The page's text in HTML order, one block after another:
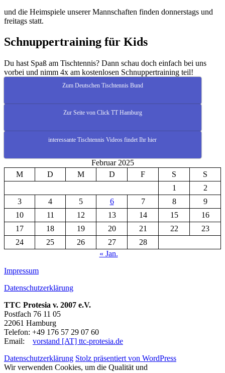
und die Heimspiele unserer Mannschaften finden donnerstags und
freitags statt.
Schnuppertraining für Kids
Du hast Spaß am Tischtennis? Dann schau doch einfach bei uns
vorbei und nimm 4x am kostenlosen Schnuppertraining teil!
Zum Deutschen Tischtennis Bund
Zur Seite von Click TT Hamburg
interessante Tischtennis Videos findet Ihr hier
Februar 2025
M
D M D F S
S
1
2
3
4 5 6 7 8
9
10
11 12 13 14 15
16
17
18 19 20 21 22
23
24
25 26 27
28
« Jan.
Impressum
Datenschutzerklärung
TTC Protesia v. 2007 e.V.
Postfach 76 11 05
22061 Hamburg
Telefon: +49 176 57 29 07 60
Email: vorstand [AT] ttc-protesia.de
Datenschutzerklärung Stolz präsentiert von WordPress
Wir verwenden Cookies, um die Qualität und